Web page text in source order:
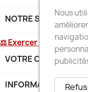
NOTRE SOCIÉTÉ
⚖ Exercer mon droit
VOTRE COMPTE
INFORMATIONS
Nous